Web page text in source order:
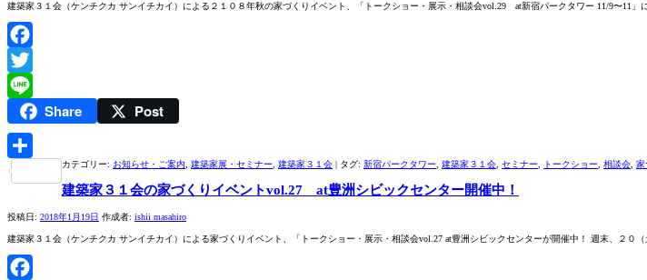
建築家３１会（ケンチクカ サンイチカイ）による２１０８年秋の家づくりイベント、「トークショー・展示・相談会vol.29 at新宿パークタワー 11/9〜11
Facebook
Twitter
Line Share Post
共
有
カテゴリー: お知らせ・ご案内 建築家展・セミナー 建築家３１会 | タグ: 新宿パークタワー 建築家３１会 セミナー トークショー 相談会 家
建築家３１会の家づくりイベントvol.27 at豊洲シビックセンター開催中！
投稿日: 2018年1月19日 作成者: ishii masahiro
建築家３１会（ケンチクカ サンイチカイ）による家づくりイベント、「トークショー・展示・相談会vol.27 at豊洲シビックセンターが開催中！ 週末、２０